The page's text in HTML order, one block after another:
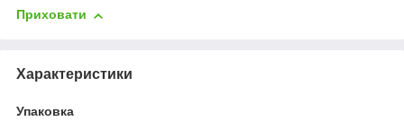
Приховати
Характеристики
Упаковка